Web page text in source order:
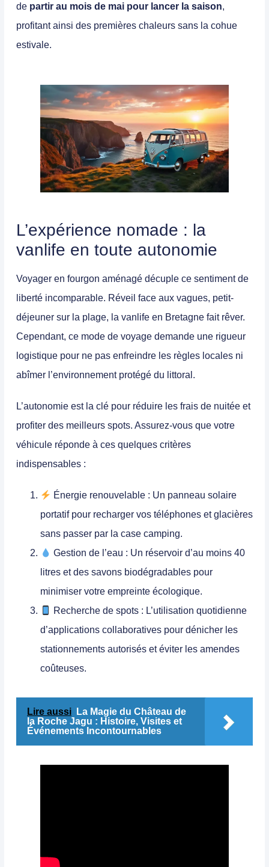
de partir au mois de mai pour lancer la saison,
profitant ainsi des premières chaleurs sans la cohue
estivale.
L’expérience nomade : la
vanlife en toute autonomie
Voyager en fourgon aménagé décuple ce sentiment de
liberté incomparable. Réveil face aux vagues, petit-
déjeuner sur la plage, la vanlife en Bretagne fait rêver.
Cependant, ce mode de voyage demande une rigueur
logistique pour ne pas enfreindre les règles locales ni
abîmer l’environnement protégé du littoral.
L’autonomie est la clé pour réduire les frais de nuitée et
profiter des meilleurs spots. Assurez-vous que votre
véhicule réponde à ces quelques critères
indispensables :
Énergie renouvelable : Un panneau solaire
portatif pour recharger vos téléphones et glacières
sans passer par la case camping.
Gestion de l’eau : Un réservoir d’au moins 40
litres et des savons biodégradables pour
minimiser votre empreinte écologique.
Recherche de spots : L’utilisation quotidienne
d’applications collaboratives pour dénicher les
stationnements autorisés et éviter les amendes
coûteuses.
Lire aussi
La Magie du Château de
la Roche Jagu : Histoire, Visites et
Événements Incontournables